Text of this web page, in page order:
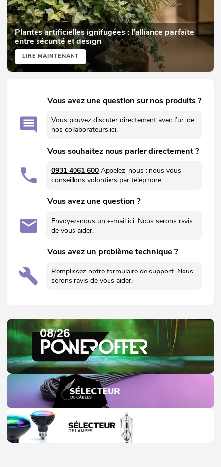
Plantes artificielles ignifugées : l'alliance parfaite
entre sécurité et design
LIRE MAINTENANT
Vous avez une question sur nos produits ?
Vous pouvez discuter directement avec l’un de
nos collaborateurs ici.
Vous souhaitez nous parler directement ?
0931 4061 600 Appelez-nous : nous vous
conseillons volontiers par téléphone.
Vous avez une question ?
Envoyez-nous un e-mail ici. Nous serons ravis
de vous aider.
Vous avez un problème technique ?
Remplissez notre formulaire de support. Nous
serons ravis de vous aider.